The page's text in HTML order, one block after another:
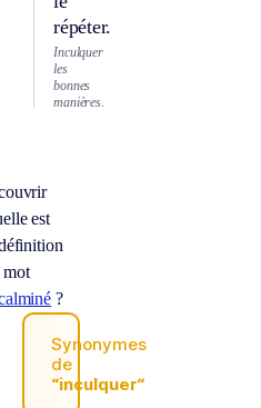
répéter.
Inculquer
les
bonnes
manières.
est
?
Synonymes
de
“inculquer“